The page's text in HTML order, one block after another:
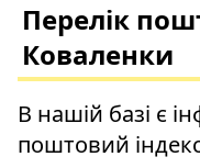
Перелік
Коваленки
В нашій базі є
поштовий